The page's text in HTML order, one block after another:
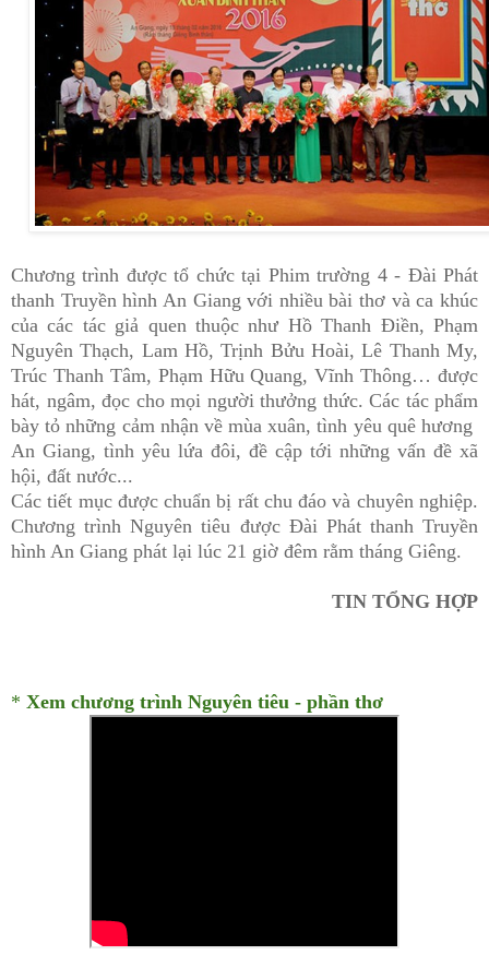
Chương trình được tổ chức tại Phim trường 4 - Đài Phát
thanh Truyền hình An Giang với nhiều bài thơ và ca khúc
của các tác giả quen thuộc như Hồ Thanh Điền, Phạm
Nguyên Thạch, Lam Hồ, Trịnh Bửu Hoài, Lê Thanh My,
Trúc Thanh Tâm, Phạm Hữu Quang, Vĩnh Thông… được
hát, ngâm, đọc cho mọi người thưởng thức. Các tác phẩm
bày tỏ những cảm nhận về mùa xuân, tình yêu quê hương
An Giang, tình yêu lứa đôi, đề cập tới những vấn đề xã
hội, đất nước...
Các tiết mục được chuẩn bị rất chu đáo và chuyên nghiệp.
Chương trình Nguyên tiêu được Đài Phát thanh Truyền
hình An Giang phát lại lúc 21 giờ đêm rằm tháng Giêng.
TIN TỔNG HỢP
* Xem chương trình Nguyên tiêu - phần thơ